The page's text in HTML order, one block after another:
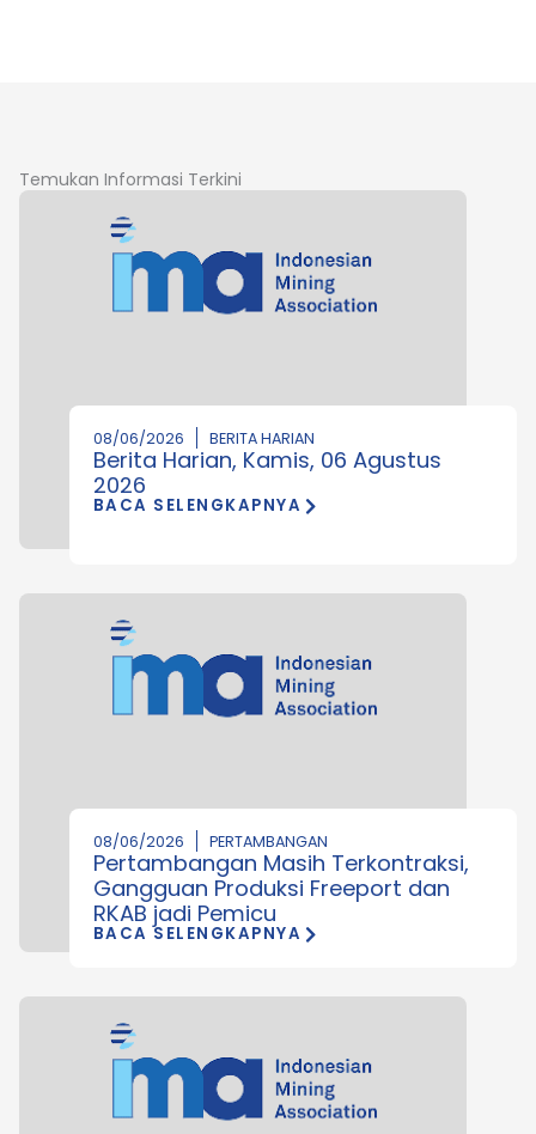
Temukan Informasi Terkini
08/06/2026 BERITA HARIAN
Berita Harian, Kamis, 06 Agustus
2026
BACA SELENGKAPNYA
08/06/2026 PERTAMBANGAN
Pertambangan Masih Terkontraksi,
Gangguan Produksi Freeport dan
RKAB jadi Pemicu
BACA SELENGKAPNYA